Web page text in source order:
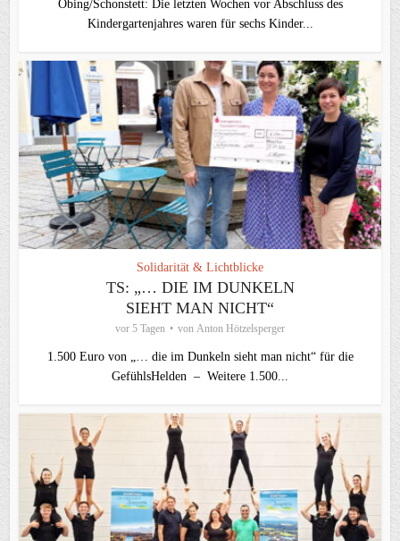
Obing/Schonstett: Die letzten Wochen vor Abschluss des
Kindergartenjahres waren für sechs Kinder...
Solidarität & Lichtblicke
TS: „… DIE IM DUNKELN
SIEHT MAN NICHT“
vor 5 Tagen von Anton Hötzelsperger
1.500 Euro von „… die im Dunkeln sieht man nicht“ für die
GefühlsHelden – Weitere 1.500...